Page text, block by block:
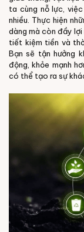
ta cùng nỗ lực,
nhiều. Thực hiện
dàng mà còn đầy
tiết kiệm tiền và
Bạn sẽ tận hưởng
động, khỏe mạnh
có thể tạo ra sự